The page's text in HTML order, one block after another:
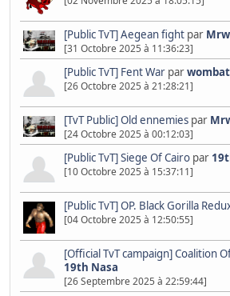
[Public TvT] Aegean fight par
[31 Octobre 2025 à 11:36:23]
[Public TvT] Fent War parwombat
[26 Octobre 2025 à 21:28:21]
[TvT Public] Old ennemies par
[24 Octobre 2025 à 00:12:03]
[Public TvT] Siege Of Cairo par
[10 Octobre 2025 à 15:37:11]
[Public TvT] OP. Black Gorilla
[04 Octobre 2025 à 12:50:55]
[Official TvT campaign] Coalition
19th Nasa
[26 Septembre 2025 à 22:59:44]